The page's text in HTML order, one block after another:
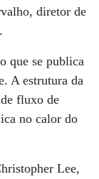
diretor de
que se publica
A estrutura da
fluxo de
no calor do
Lee,